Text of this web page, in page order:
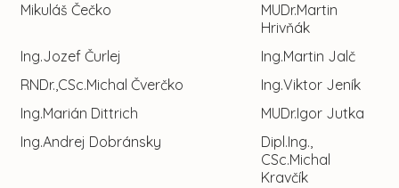
Mikuláš Čečko
MUDr.Martin
Hrivňák
Ing.Jozef Čurlej
Ing.Martin Jalč
RNDr.,CSc.Michal Čverčko
Ing.Viktor Jeník
Ing.Marián Dittrich
MUDr.Igor Jutka
Ing.Andrej Dobránsky
Dipl.Ing.,
CSc.Michal
Kravčík